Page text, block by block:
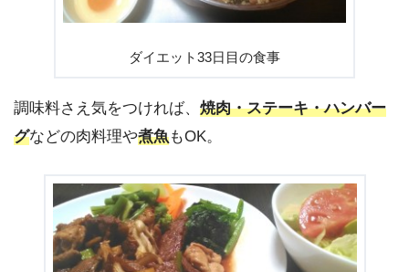
ダイエット33日目の食事
調味料さえ気をつければ、 焼肉・ステーキ・ハンバー
グなどの肉料理や煮魚もOK。